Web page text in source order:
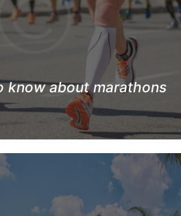
know about marathons